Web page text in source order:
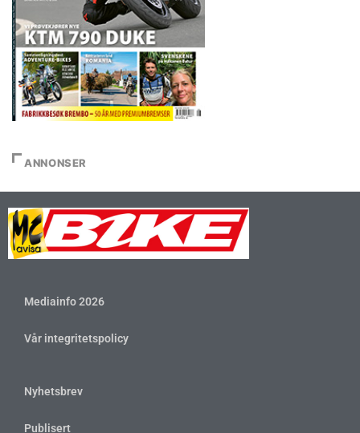
ANNONSER
Mediainfo 2026
Vår integritetspolicy
Nyhetsbrev
Publisert